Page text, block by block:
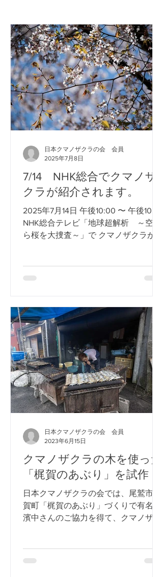
7/14 NHK総合でクマノザ
クラが紹介されます。
2025年7月14日 午後10:00 〜 午後10:45
NHK総合テレビ「地球超解析 ～空か
ら桜を大捜査～」で クマノザクラが紹
日本クマノザクラの会 会員
2025年7月8日
クマノザクラの木を使った
「梶賀のあぶり」を試作
日本クマノザクラの会では、尾鷲市梶
賀町「梶賀のあぶり」づくりで有名な
濱中さんのご協力を得て、クマノザク
日本クマノザクラの会 会員
2023年6月15日